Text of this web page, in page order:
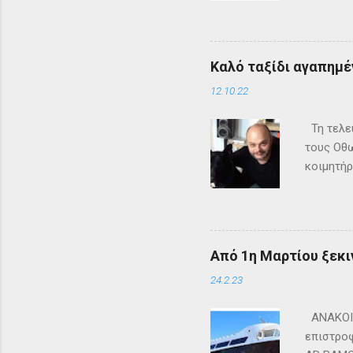
Καλό ταξίδι
12.10.22
Τη
τους
Από 1η Μαρτίου
24.2.23